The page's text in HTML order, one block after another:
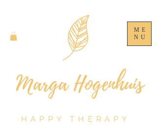
ME
NU
HAPPY THERAPY